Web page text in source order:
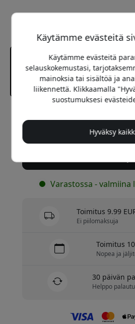
159.99
Varastossa - valmiina
Toimitus 9.99
Ei piilomaksuja
Toimitus
Nopea ja
30 päivän
Helppo
Käytämme evästeitä
Käytämme evästeitä
selauskokemustasi,
mainoksia tai sisältöä ja
liikennettä. Klikkaamalla
suostumuksesi
Hyväksy